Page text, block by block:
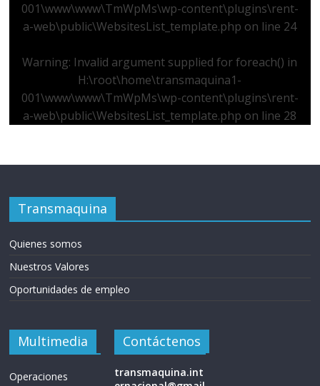
001\www\www\TmWpMs\wp-content\plugins\rent-
a-web\public\WebsitesList_template.php on line 24
Warning: Invalid argument supplied for foreach() in
H:\root\home\transmaquina1-
001\www\www\TmWpMs\wp-content\plugins\rent-
a-web\public\WebsitesList_template.php on line 28
Transmaquina
Quienes somos
Nuestros Valores
Oportunidades de empleo
Multimedia
Operaciones
Contáctenos
transmaquina.int